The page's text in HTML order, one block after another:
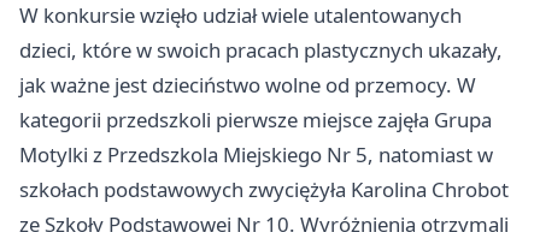
W konkursie wzięło udział wiele utalentowanych
dzieci, które w swoich pracach plastycznych ukazały,
jak ważne jest dzieciństwo wolne od przemocy. W
kategorii przedszkoli pierwsze miejsce zajęła Grupa
Motylki z Przedszkola Miejskiego Nr 5, natomiast w
szkołach podstawowych zwyciężyła Karolina Chrobot
ze Szkoły Podstawowej Nr 10. Wyróżnienia otrzymali